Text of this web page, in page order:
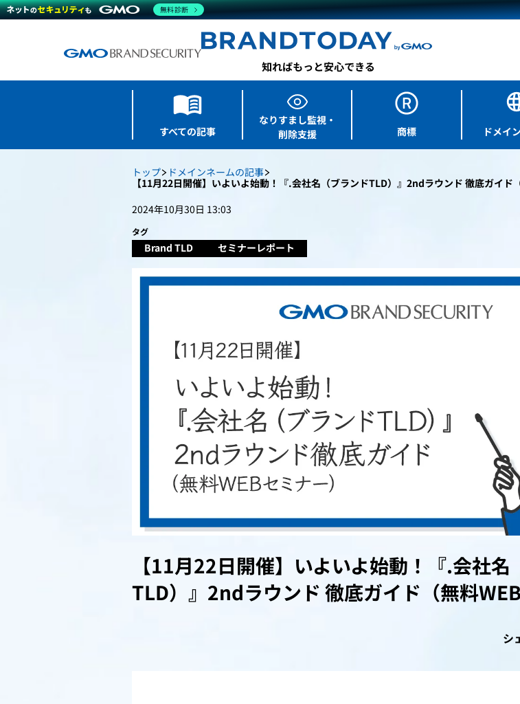
すべての記事 なりすまし監視・
削除支援 商標 ドメイ
トップ ドメインネームの記事
【11月22日開催】いよいよ始動！『.会社名（ブランドTLD）』2ndラウンド 徹底ガイド
2024年10月30日 13:03
タグ
Brand TLD セミナーレポート
【11月22日開催】いよいよ始動！『.会社
TLD）』2ndラウンド 徹底ガイド（無料
シ
無料診断